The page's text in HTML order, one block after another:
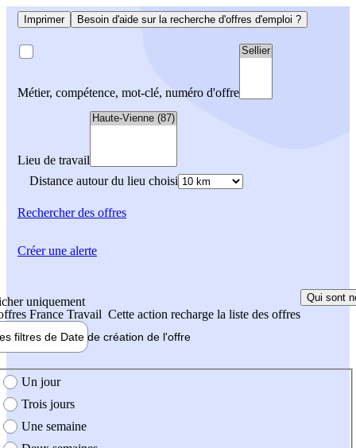
Imprimer Besoin d'aide sur la recherche d'offres d'emploi ?
Métier, compétence, mot-clé, numéro d'offre
Lieu de travail
Distance autour du lieu choisi
Rechercherdes offres
uniquement
France Travail Cette action recharge la liste des offres
Qui sont
filtres de Date de création de l'offre
création de l'offre
Un jour
Trois jours
Une semaine
Créer une alerte